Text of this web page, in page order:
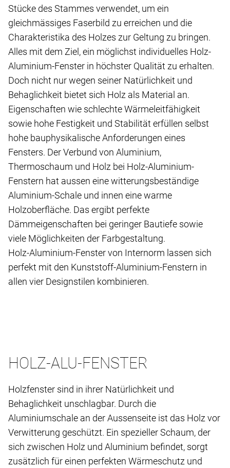
Stücke des Stammes verwendet, um ein
gleichmässiges Faserbild zu erreichen und die
Charakteristika des Holzes zur Geltung zu bringen.
Alles mit dem Ziel, ein möglichst individuelles Holz-
Aluminium-Fenster in höchster Qualität zu erhalten.
Doch nicht nur wegen seiner Natürlichkeit und
Behaglichkeit bietet sich Holz als Material an.
Eigenschaften wie schlechte Wärmeleitfähigkeit
sowie hohe Festigkeit und Stabilität erfüllen selbst
hohe bauphysikalische Anforderungen eines
Fensters. Der Verbund von Aluminium,
Thermoschaum und Holz bei Holz-Aluminium-
Fenstern hat aussen eine witterungsbeständige
Aluminium-Schale und innen eine warme
Holzoberfläche. Das ergibt perfekte
Dämmeigenschaften bei geringer Bautiefe sowie
viele Möglichkeiten der Farbgestaltung.
Holz-Aluminium-Fenster von Internorm lassen sich
perfekt mit den Kunststoff-Aluminium-Fenstern in
allen vier Designstilen kombinieren.
HOLZ-ALU-FENSTER
Holzfenster sind in ihrer Natürlichkeit und
Behaglichkeit unschlagbar. Durch die
Aluminiumschale an der Aussenseite ist das Holz vor
Verwitterung geschützt. Ein spezieller Schaum, der
sich zwischen Holz und Aluminium befindet, sorgt
zusätzlich für einen perfekten Wärmeschutz und